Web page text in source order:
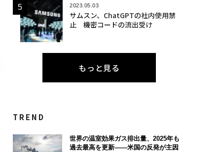
2023.05.03
サムスン、ChatGPTの社内使用禁
止 機密コードの流出受け
もっと見る
TREND
世界の温室効果ガス排出量、2025年も
過去最高を更新——米国の反発が主因